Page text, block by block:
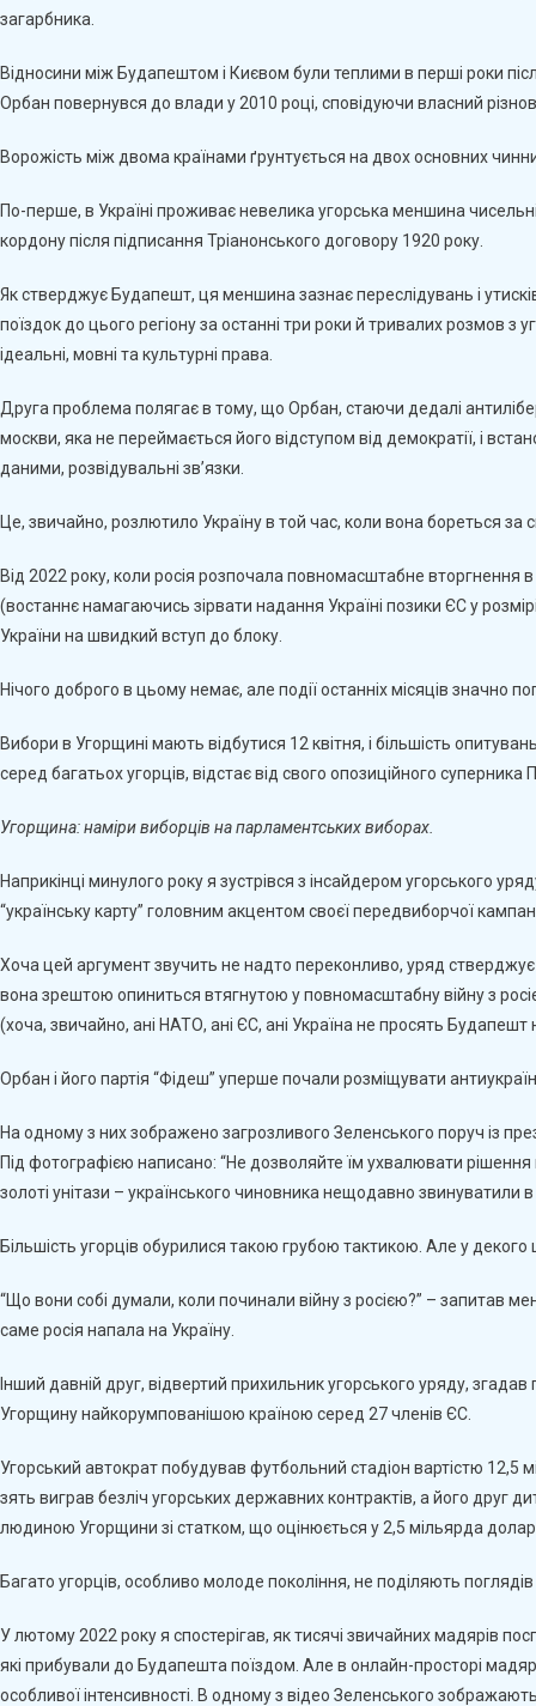
загарбника.
Відносини між Будапештом і Києвом були теплими в перші роки
Орбан повернувся до влади у 2010 році, сповідуючи власний
Ворожість між двома країнами ґрунтується на двох основних
По-перше, в Україні проживає невелика угорська меншина
кордону після підписання Тріанонського договору 1920 року.
Як стверджує Будапешт, ця меншина зазнає переслідувань і
поїздок до цього регіону за останні три роки й тривалих розмов з
ідеальні, мовні та культурні права.
Друга проблема полягає в тому, що Орбан, стаючи дедалі
москви, яка не переймається його відступом від демократії, і
даними, розвідувальні зв’язки.
Це, звичайно, розлютило Україну в той час, коли вона бореться за
Від 2022 року, коли росія розпочала повномасштабне вторгнення
(востаннє намагаючись зірвати надання Україні позики ЄС у
України на швидкий вступ до блоку.
Нічого доброго в цьому немає, але події останніх місяців значно
Вибори в Угорщині мають відбутися 12 квітня, і більшість
серед багатьох угорців, відстає від свого опозиційного
Угорщина: наміри виборців на парламентських виборах.
Наприкінці минулого року я зустрівся з інсайдером угорського
“українську карту” головним акцентом своєї передвиборчої
Хоча цей аргумент звучить не надто переконливо, уряд
вона зрештою опиниться втягнутою у повномасштабну війну з
(хоча, звичайно, ані НАТО, ані ЄС, ані Україна не просять Будапешт
Орбан і його партія “Фідеш” уперше почали розміщувати
На одному з них зображено загрозливого Зеленського поруч із
Під фотографією написано: “Не дозволяйте їм ухвалювати
золоті унітази – українського чиновника нещодавно звинуватили
Більшість угорців обурилися такою грубою тактикою. Але у
“Що вони собі думали, коли починали війну з росією?” – запитав
саме росія напала на Україну.
Інший давній друг, відвертий прихильник угорського уряду,
Угорщину найкорумпованішою країною серед 27 членів ЄС.
Угорський автократ побудував футбольний стадіон вартістю 12,5
зять виграв безліч угорських державних контрактів, а його друг
людиною Угорщини зі статком, що оцінюється у 2,5 мільярда
Багато угорців, особливо молоде покоління, не поділяють
У лютому 2022 року я спостерігав, як тисячі звичайних мадярів
які прибували до Будапешта поїздом. Але в онлайн-просторі
особливої інтенсивності. В одному з відео Зеленського